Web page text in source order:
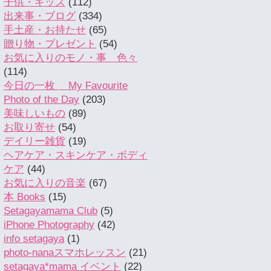
出来事・ブログ (334)
手土産・お持たせ (65)
贈り物・プレゼント (54)
お気に入りのモノ・事 色々
(114)
今日の一枚 My Favourite
Photo of the Day (203)
美味しいもの (89)
お取り寄せ (54)
デイリー雑貨 (19)
ヘアケア・スキンケア・ボディ
ケア (44)
お気に入りの音楽 (67)
本 Books (15)
Setagayamama Club (5)
iPhone Photography (42)
info setagaya(1)
photo-nanaスマホレッスン (21)
setagaya*mama イベント (22)